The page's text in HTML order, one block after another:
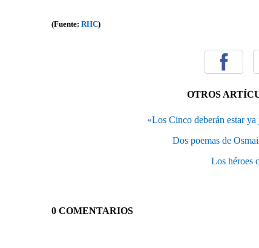
(Fuente: RHC)
OTROS
«Los Cinco deberán estar
Dos poemas de
Los héroes
0 COMENTARIOS